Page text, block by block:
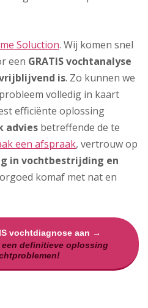
Soluction. Wij komen snel
een GRATIS vochtanalyse
is. Zo kunnen we
volledig in kaart
efficiënte oplossing
advies betreffende de te
een afspraak, vertrouw op
in vochtbestrijding en
komaf met nat en
vochtdiagnose aan →
definitieve oplossing